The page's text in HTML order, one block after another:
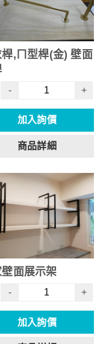
桿,ㄇ型桿(金) 壁面
- +
加入詢價
商品詳細
壁面展示架
- +
加入詢價